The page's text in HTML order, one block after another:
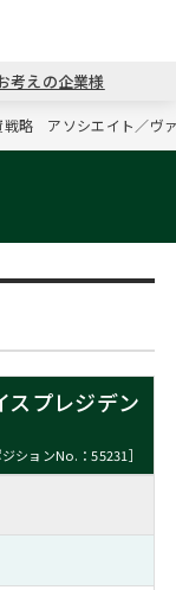
戻る
コンサ
戻る
キャリ
戻る
MBAの
戻る
日本か
戻る
パワー
考えの企業様
戦略 アソシエイト／ヴ
プレジデン
ジションNo.：55231］